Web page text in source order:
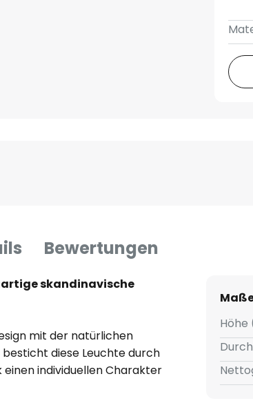
Bewertungen
skandinavische
mit der natürlichen
diese Leuchte durch
einen individuellen Charakter
Metall sorgt für eine
Höhe